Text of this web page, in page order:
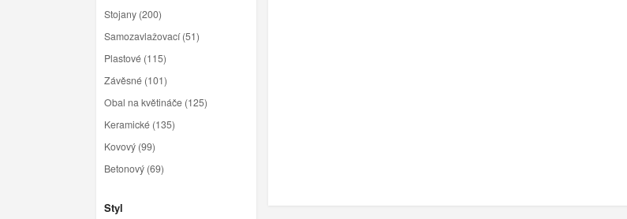
Stojany (200)
Samozavlažovací (51)
Plastové (115)
Závěsné (101)
Obal na květináče (125)
Keramické (135)
Kovový (99)
Betonový (69)
Styl